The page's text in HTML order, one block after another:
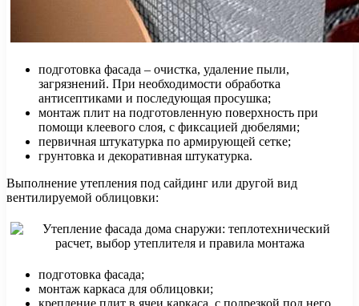
подготовка фасада – очистка, удаление пыли,
загрязнений. При необходимости обработка
антисептиками и последующая просушка;
монтаж плит на подготовленную поверхность при
помощи клеевого слоя, с фиксацией дюбелями;
первичная штукатурка по армирующей сетке;
грунтовка и декоративная штукатурка.
Выполнение утепления под сайдинг или другой вид
вентилируемой облицовки:
подготовка фасада;
монтаж каркаса для облицовки;
крепление плит в ячеи каркаса, с подрезкой под него